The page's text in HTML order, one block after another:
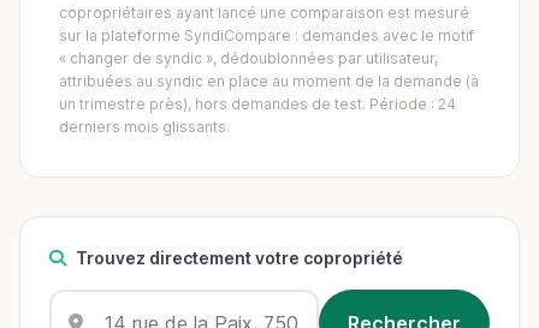
copropriétaires ayant lancé une comparaison est mesuré
sur la plateforme SyndiCompare : demandes avec le motif
« changer de syndic », dédoublonnées par utilisateur,
attribuées au syndic en place au moment de la demande (à
un trimestre près), hors demandes de test. Période : 24
derniers mois glissants.
Trouvez directement votre copropriété